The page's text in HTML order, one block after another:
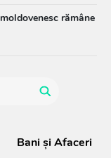
rămâne
Bani și Afaceri